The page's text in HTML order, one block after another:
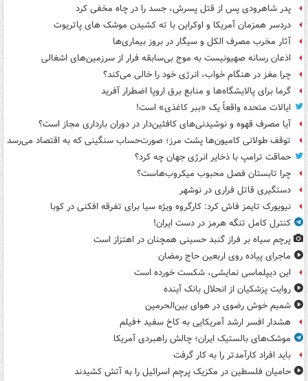
پدر شاهرودی پس از قتل پسرش، جسد را در چاه مخفی کرد
دردسر همزمان آمریکا و اوکراین با ته کشیدن موشک های پاتریوت
آثار مخرب مصرف الکل و سیگار در بروز بیماری‌ها
اذعان رسانه صهیونیست به موج بی‌سابقه فرار از سرزمین‌های اشغالی
چرا مغز در هنگام خواب، انرژی خود را خالی می‌کند؟
گرما برای پالایشگاه‌ها و منابع برق اروپا اضطرار آفرید
ایالات متحده واقعاً یک «ببر کاغذی» است!
آیا مصرف قهوه و نوشیدنی‌های کافئین‌دار در دوران بارداری مجاز است؟
توقف طولانی کامیون‌ها پشت مرز؛ صورت‌حساب سنگینی که به اقتصاد می‌رسد
حماقت ترامپ با ذخایر انرژی جهان چه کرد؟
چرا تابستان فصل محبوب میکروب‌هاست؟
دستگیری قاتل فراری در نوشهر
نیویورک تایمز فاش کرد: کارگروه ویژه سیا برای تفرقه افکنی در کوبا
کنترل کامل تنگه هرمز در دست ایران!
پرچم سیاه بر فراز گنبد حسینی همچنان در اهتزاز است
ماجرای پیاده روی اربعین حاج رمضان
این دیپلماسی نمایشی، شکست خورده است
روایت پزشکیان از انحلال بانک آینده
شمیم خوش رضوی در هوای بین‌الحرمین
هشدار افسر ارشد آمریکایی به کاخ سفید +فیلم
موشک‌های بالستیک ایران؛ چالش راهبردی آمریکا
باید افراد کارآمدتر را به کار گرفت
حامیان فلسطین در مکزیک پرچم اسرائیل را به آتش کشیدند